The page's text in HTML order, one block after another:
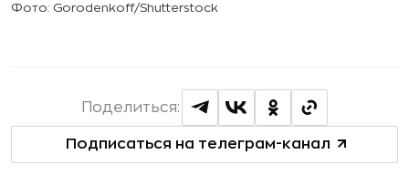
Фото: Gorodenkoff/Shutterstock
Подписаться на телеграм-канал
Поделиться: